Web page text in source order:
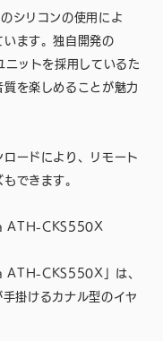
シリコンの使用によ
います。独自開発の
ットを採用しているた
を楽しめることが魅力
ードにより、リモート
できます。
CKS550X
ATH-CKS550X」は、
掛けるカナル型のイヤ